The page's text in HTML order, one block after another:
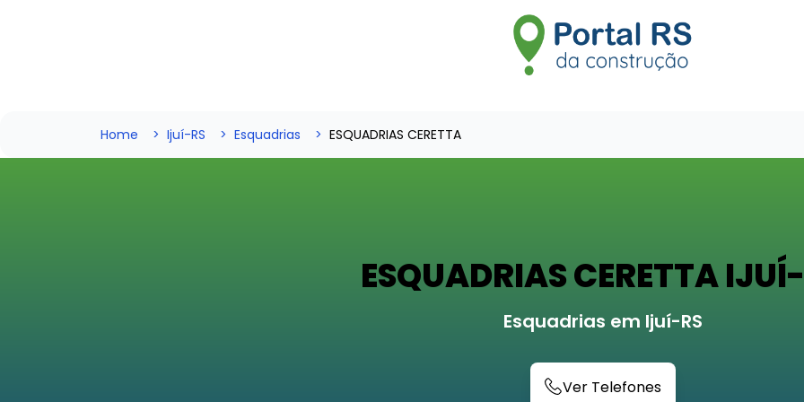
Home Ijuí-RS Esquadrias ESQUADRIAS CERETTA
ESQUADRIAS CERETTA
Esquadrias em Ijuí-RS
Ver Telefones